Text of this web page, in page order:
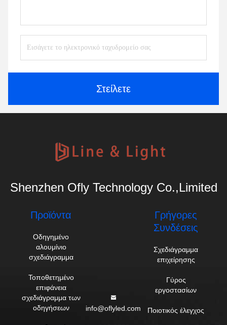
Στείλετε
Shenzhen Ofly Technology Co.,Limited
Προϊόντα
Οδηγημένο
αλουμίνιο
σχεδιάγραμμα
Τοποθετημένο
επιφάνεια
σχεδιάγραμμα των
οδηγήσεων
info@oflyled.com
Γρήγορες
Συνδέσεις
Σχεδιάγραμμα
επιχείρησης
Γύρος
εργοστασίων
Ποιοτικός έλεγχος